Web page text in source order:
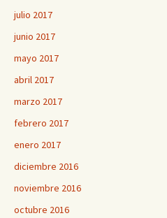
julio 2017
junio 2017
mayo 2017
abril 2017
marzo 2017
febrero 2017
enero 2017
diciembre 2016
noviembre 2016
octubre 2016